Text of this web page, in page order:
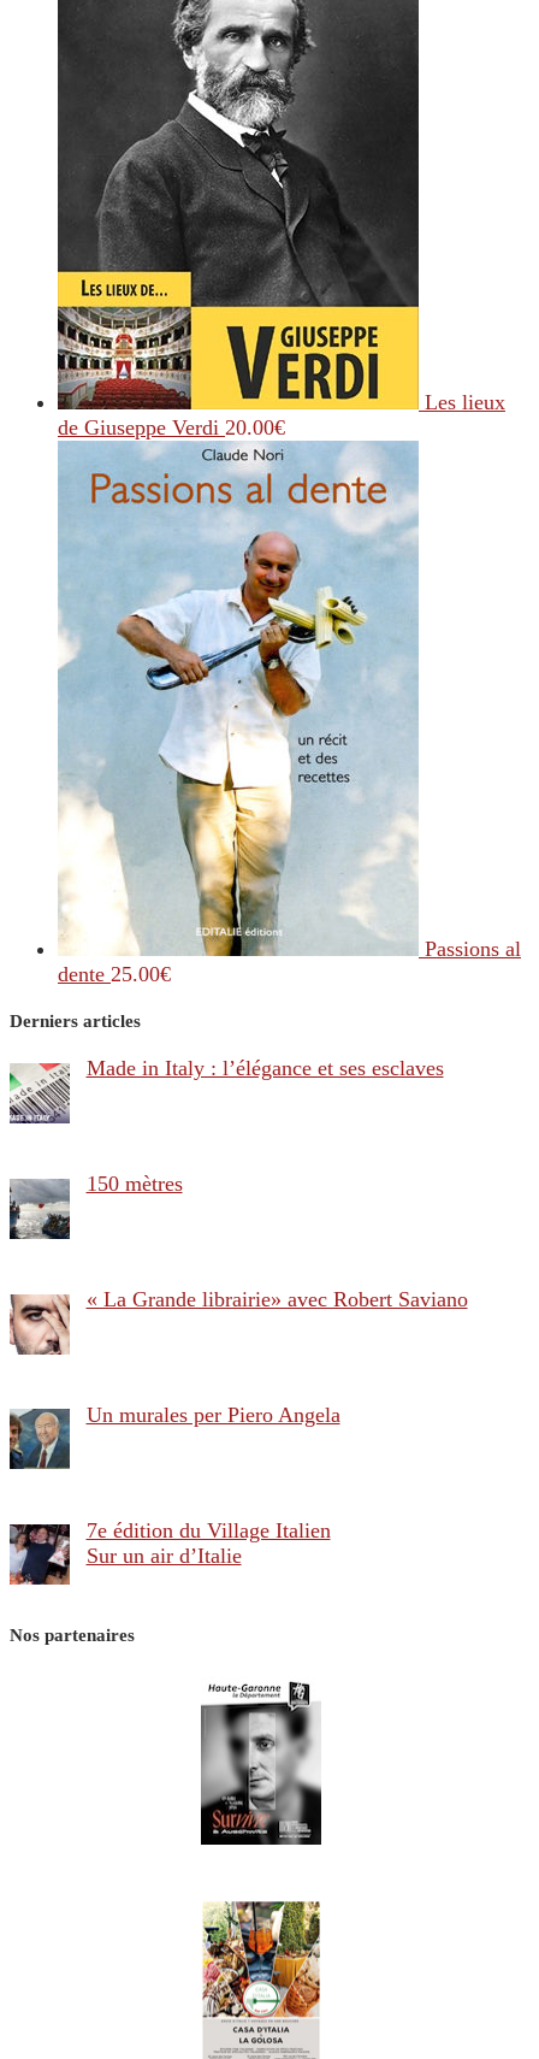
Les lieux
de Giuseppe Verdi 20.00€
Passions al
dente 25.00€
Derniers articles
Made in Italy : l’élégance et ses esclaves
150 mètres
« La Grande librairie» avec Robert Saviano
Un murales per Piero Angela
7e édition du Village Italien
Sur un air d’Italie
Nos partenaires